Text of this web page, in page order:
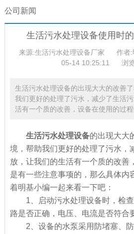
公司新闻
生活污水处理设备使用时
来源:生活污水处理设备厂家 作者:
05-14 10:25:11
浏
生活污水处理设备的出现大大的改善
我们更好的处理了污水，减少了生活
活有一个质的改善，设备在使用的过
生活污水处理设备的出现大大
境，帮助我们更好的处理了污水，
放，让我们的生活有一个质的改善
是有一些注意事项的，那么具体内
着明基小编一起来看一下吧：
1、启动污水处理设备时，检查
路是否正确，电压、电流是否符合
2、设备的水泵采用防堵塞、防